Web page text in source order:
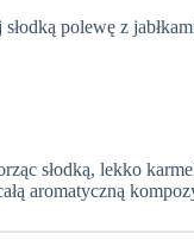
polewę z
słodką, lekko
aromatyczną